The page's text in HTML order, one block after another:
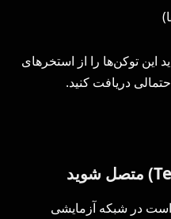
این توکن‌ها را از استخرهای
دریافت کنید.
است در شبکه آزمایشی